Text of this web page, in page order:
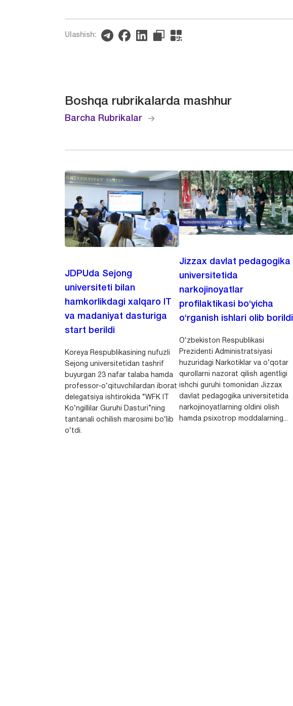
Ulashish:
Boshqa rubrikalarda mashhur
Barcha Rubrikalar
JDPUda Sejong
universiteti bilan
hamkorlikdagi xalqaro IT
va madaniyat dasturiga
start berildi
Koreya Respublikasining nufuzli
Sejong universitetidan tashrif
buyurgan 23 nafar talaba hamda
professor-o‘qituvchilardan iborat
delegatsiya ishtirokida “WFK IT
Ko‘ngillilar Guruhi Dasturi”ning
tantanali ochilish marosimi bo‘lib
o‘tdi.
Jizzax davlat pedagogika
universitetida
narkojinoyatlar
profilaktikasi bo‘yicha
o‘rganish ishlari olib borildi
O‘zbekiston Respublikasi
Prezidenti Administratsiyasi
huzuridagi Narkotiklar va o‘qotar
qurollarni nazorat qilish agentligi
ishchi guruhi tomonidan Jizzax
davlat pedagogika universitetida
narkojinoyatlarning oldini olish
hamda psixotrop moddalarning...